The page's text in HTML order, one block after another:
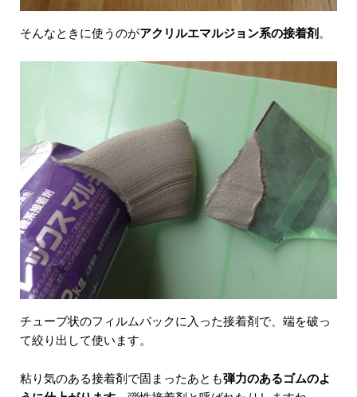
そんなときに使うのがアクリルエマルジョン系の接着剤。
チューブ状のフィルムパックに入った接着剤で、端を破っ
て絞り出して使います。
粘り気のある接着剤で固まったあとも弾力のあるゴムのよ